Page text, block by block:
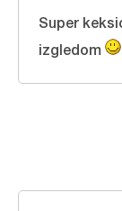
Super
izgledom